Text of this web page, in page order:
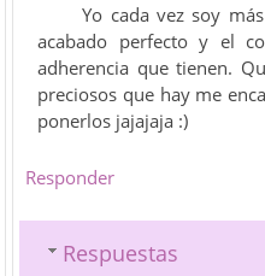
Yo cada vez soy
acabado perfecto y el
adherencia que tienen.
preciosos que hay me
ponerlos jajajaja :)
Responder
Respuestas